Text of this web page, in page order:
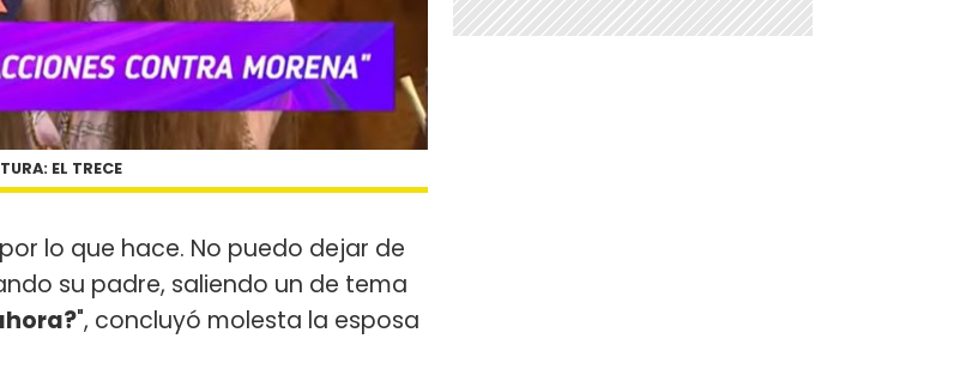
EL TRECE
lo que hace. No puedo dejar de
su padre, saliendo un de tema
", concluyó molesta la esposa